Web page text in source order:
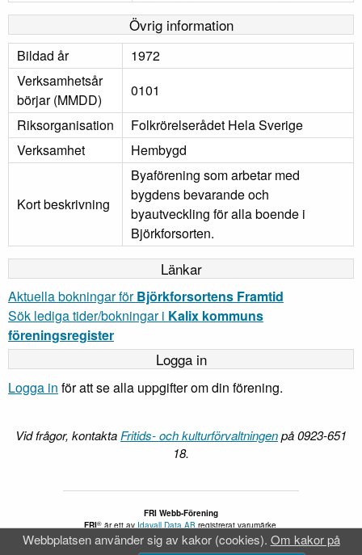
Övrig information
Bildad år
1972
Verksamhetsår
börjar (MMDD)
0101
Riksorganisation
Folkrörelserådet Hela Sverige
Verksamhet
Hembygd
Kort beskrivning
Byaförening som arbetar med
bygdens bevarande och
byautveckling för alla boende i
Björkforsorten.
Länkar
Aktuella bokningar förBjörkforsortens Framtid
Sök lediga tider/bokningar i Kalix kommuns
föreningsregister
Logga in
Logga in för att se alla uppgifter om din förening.
Vid frågor, kontaktaFritids- och kulturförvaltningenpå 0923-651
18.
FRI Webb-Förening
FRI®är ett avIdavall Data ABregistrerat varumärke.
Tillgänglighetsredogörelse
Webbplatsen använder sig av kakor (cookies). Om kakor på